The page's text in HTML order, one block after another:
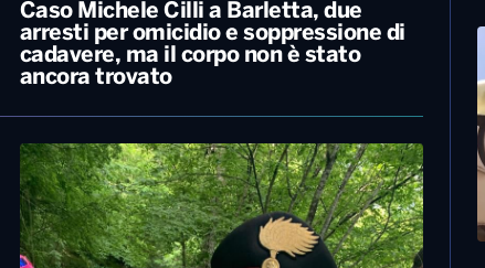
Caso Michele Cilli a Barletta, due
arresti per omicidio e soppressione di
cadavere, ma il corpo non è stato
ancora trovato